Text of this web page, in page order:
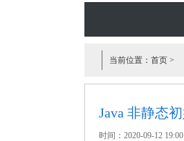
当前位置： 首页 >
Java 非静态
时间：2020-09-12